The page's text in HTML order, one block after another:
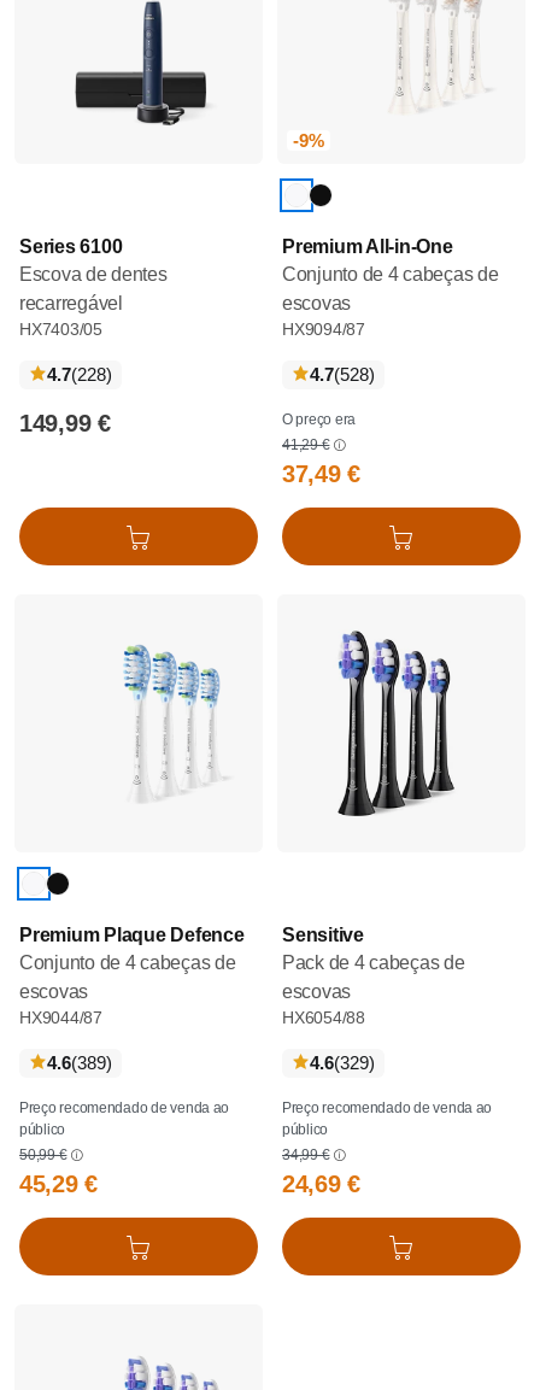
Series 6100
Escova de dentes
recarregável
HX7403/05
4.7(228críticas
)
149,99 €
Adicionar ao cesto
-9%
Premium All-in-One
Conjunto de 4 cabeças de
escovas
HX9094/87
4.7(528críticas
)
O preço era
41,29 €
37,49 €
Adicionar ao cesto
Premium Plaque Defence
Conjunto de 4 cabeças de
escovas
HX9044/87
4.6(389críticas
)
Preço recomendado de venda ao
público
50,99 €
45,29 €
Adicionar ao cesto
Sensitive
Pack de 4 cabeças de
escovas
HX6054/88
4.6(329críticas
)
Preço recomendado de venda ao
público
34,99 €
24,69 €
Adicionar ao cesto